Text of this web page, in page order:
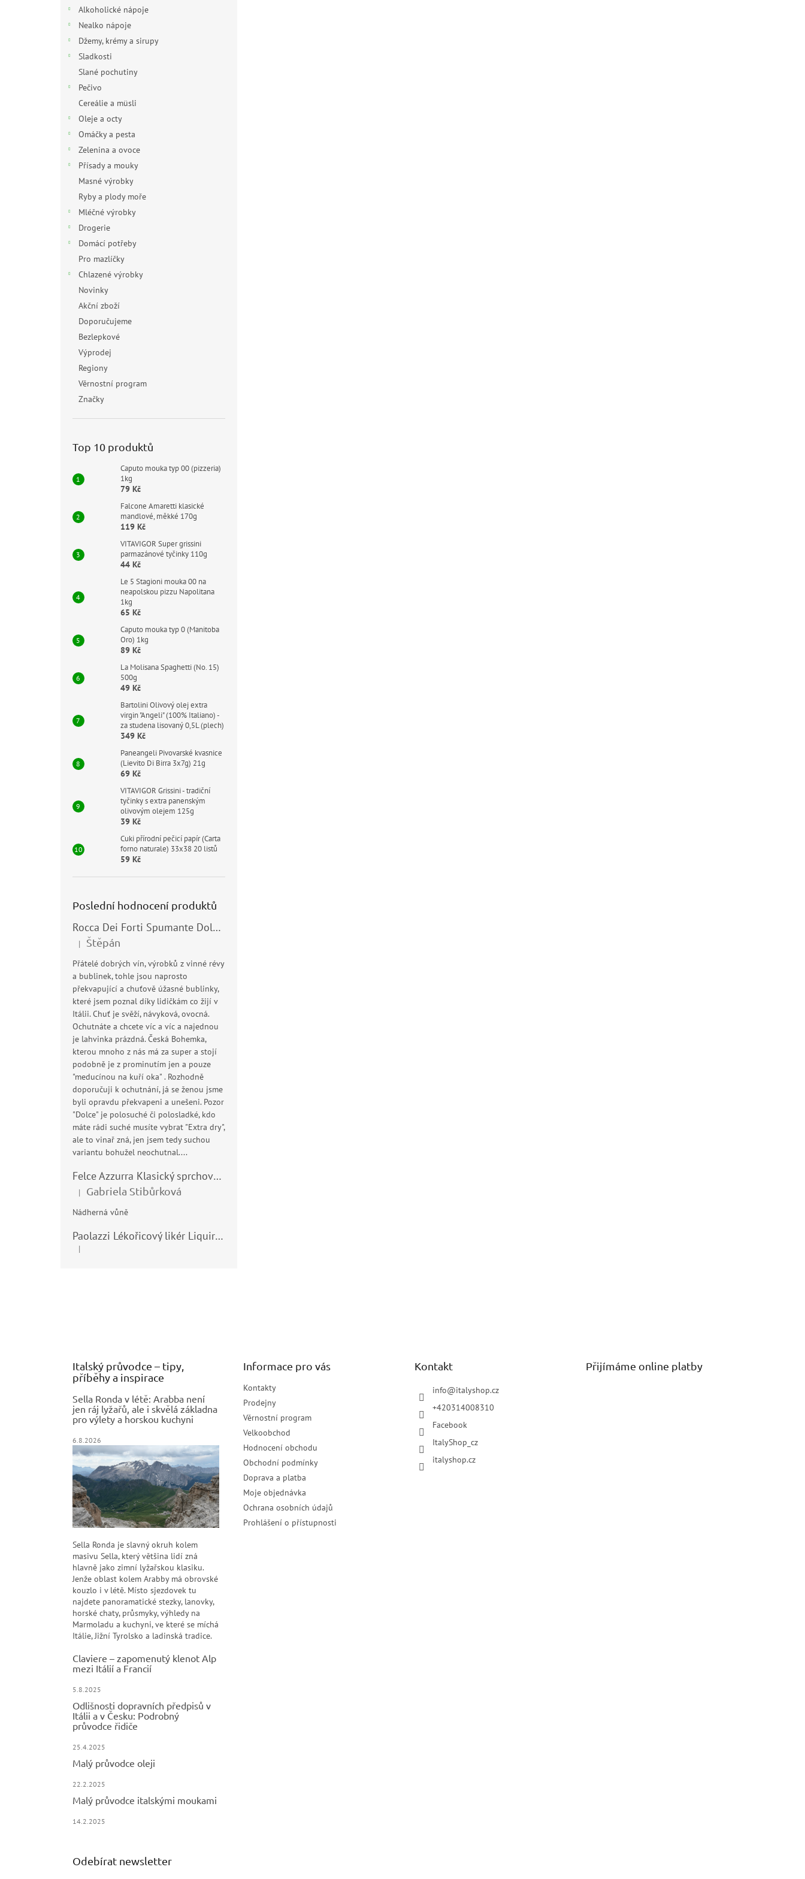
Alkoholické nápoje
Nealko nápoje
Džemy, krémy a sirupy
Sladkosti
Slané pochutiny
Pečivo
Cereálie a müsli
Oleje a octy
Omáčky a pesta
Zelenina a ovoce
Přísady a mouky
Masné výrobky
Ryby a plody moře
Mléčné výrobky
Drogerie
Domácí potřeby
Pro mazlíčky
Chlazené výrobky
Novinky
Akční zboží
Doporučujeme
Bezlepkové
Výprodej
Regiony
Věrnostní program
Značky
Top 10 produktů
Caputo mouka typ 00 (pizzeria)
1kg
79 Kč
Falcone Amaretti klasické
mandlové, měkké 170g
119 Kč
VITAVIGOR Super grissini
parmazánové tyčinky 110g
44 Kč
Le 5 Stagioni mouka 00 na
neapolskou pizzu Napolitana
1kg
65 Kč
Caputo mouka typ 0 (Manitoba
Oro) 1kg
89 Kč
La Molisana Spaghetti (No. 15)
500g
49 Kč
Bartolini Olivový olej extra
virgin "Angeli" (100% Italiano) -
za studena lisovaný 0,5L (plech)
349 Kč
Paneangeli Pivovarské kvasnice
(Lievito Di Birra 3x7g) 21g
69 Kč
VITAVIGOR Grissini - tradiční
tyčinky s extra panenským
olivovým olejem 125g
39 Kč
Cuki přírodní pečicí papír (Carta
forno naturale) 33x38 20 listů
59 Kč
Poslední hodnocení produktů
Rocca Dei Forti Spumante Dolce 11,5% 0,75l
Hodnocení produktu je 5 z 5 hvězdiček.
| Štěpán
Přátelé dobrých vín, výrobků z vinné révy
a bublinek, tohle jsou naprosto
překvapující a chuťově úžasné bublinky,
které jsem poznal díky lidičkám co žijí v
Itálii. Chuť je svěží, návyková, ovocná.
Ochutnáte a chcete víc a víc a najednou
je lahvinka prázdná. Česká Bohemka,
kterou mnoho z nás má za super a stojí
podobně je z prominutím jen a pouze
"meducínou na kuří oka" . Rozhodně
doporučuji k ochutnání, já se ženou jsme
byli opravdu překvapeni a unešeni. Pozor
"Dolce" je polosuché či polosladké, kdo
máte rádi suché musíte vybrat "Extra dry",
ale to vinař zná, jen jsem tedy suchou
variantu bohužel neochutnal....
Felce Azzurra Klasický sprchový gel - doccia gel 400ml
Hodnocení produktu je 5 z 5 hvězdiček.
| Gabriela Stibůrková
Nádherná vůně
Paolazzi Lékořicový likér Liquirizia 24% 0,7L
Hodnocení produktu je 5 z 5 hvězdiček.
|
Italský průvodce – tipy,
příběhy a inspirace
Sella Ronda v létě: Arabba není
jen ráj lyžařů, ale i skvělá základna
pro výlety a horskou kuchyni
6.8.2026
Sella Ronda je slavný okruh kolem
masivu Sella, který většina lidí zná
hlavně jako zimní lyžařskou klasiku.
Jenže oblast kolem Arabby má obrovské
kouzlo i v létě. Místo sjezdovek tu
najdete panoramatické stezky, lanovky,
horské chaty, průsmyky, výhledy na
Marmoladu a kuchyni, ve které se míchá
Itálie, Jižní Tyrolsko a ladinská tradice.
Claviere – zapomenutý klenot Alp
mezi Itálií a Francií
5.8.2025
Odlišnosti dopravních předpisů v
Itálii a v Česku: Podrobný
průvodce řidiče
25.4.2025
Malý průvodce oleji
22.2.2025
Malý průvodce italskými moukami
14.2.2025
Informace pro vás
Kontakty
Prodejny
Věrnostní program
Velkoobchod
Hodnocení obchodu
Obchodní podmínky
Doprava a platba
Moje objednávka
Ochrana osobních údajů
Prohlášení o přístupnosti
Kontakt
info@italyshop.cz
+420314008310
Facebook
ItalyShop_cz
italyshop.cz
Přijímáme online platby
Odebírat newsletter